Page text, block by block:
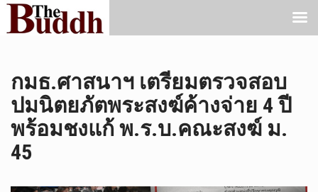
กมธ.ศาสนาฯ เตรียมตรวจสอบ
ปมนิตยภัตพระสงฆ์ค้างจ่าย 4 ปี
พร้อมชงแก้ พ.ร.บ.คณะสงฆ์ ม.
45